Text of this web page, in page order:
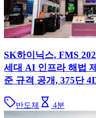
SK하이닉스, FMS
세대 AI 인프라 해법
준 규격 공개, 375단
반도체 4분